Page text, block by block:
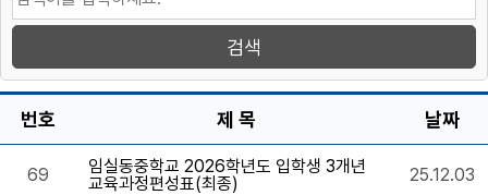
번호 제 목 날짜
69
임실동중학교 2026학년도 입학생 3개년
교육과정편성표(최종)
25.12.03